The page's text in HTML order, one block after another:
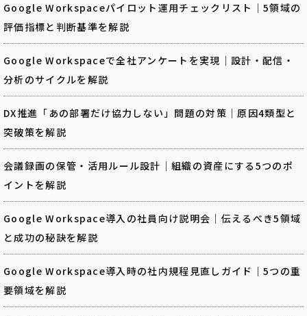
Google Workspaceパイロット運用チェックリスト｜5領域の
評価指標と判断基準を解説
Google Workspaceで全社アンケートを実現｜設計・配信・
分析のサイクルを解説
DX推進「あの部署だけ協力しない」問題の対策｜原因4類型と
突破策を解説
会議録画の保管・活用ルール設計｜組織の資産にする5つのポ
イントを解説
Google Workspace導入の社員向け説明会｜伝えるべき5領域
と成功の秘訣を解説
Google Workspace導入時の社内規程見直しガイド｜5つの重
要領域を解説